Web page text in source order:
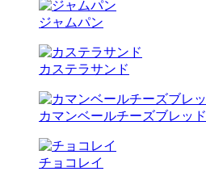
ジャムパン
カステラサンド
カマンベールチーズブレッド
チョコレイ